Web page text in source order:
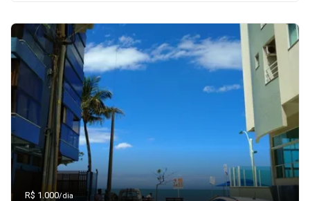
R$ 1.000/dia